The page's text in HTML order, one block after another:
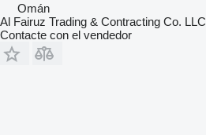
Omán
Al Fairuz Trading & Contracting Co. LLC
Contacte con el vendedor